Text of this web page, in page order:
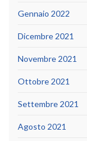
Gennaio 2022
Dicembre 2021
Novembre 2021
Ottobre 2021
Settembre 2021
Agosto 2021